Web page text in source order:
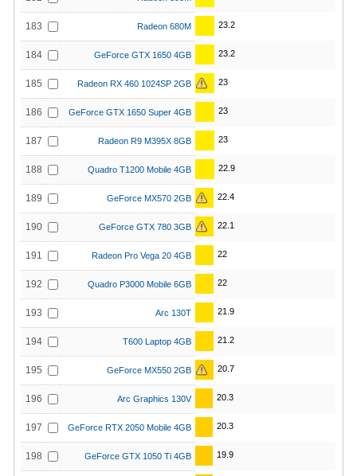
183 Radeon 680M 23.2
184 GeForce GTX 1650 4GB 23.2
185 Radeon RX 460 1024SP 2GB 23
186 GeForce GTX 1650 Super 4GB 23
187 Radeon R9 M395X 8GB 23
188 Quadro T1200 Mobile 4GB 22.9
189 GeForce MX570 2GB 22.4
190 GeForce GTX 780 3GB 22.1
191 Radeon Pro Vega 20 4GB 22
192 Quadro P3000 Mobile 6GB 22
193 Arc 130T 21.9
194 T600 Laptop 4GB 21.2
195 GeForce MX550 2GB 20.7
196 Arc Graphics 130V 20.3
197 GeForce RTX 2050 Mobile 4GB 20.3
198 GeForce GTX 1050 Ti 4GB 19.9